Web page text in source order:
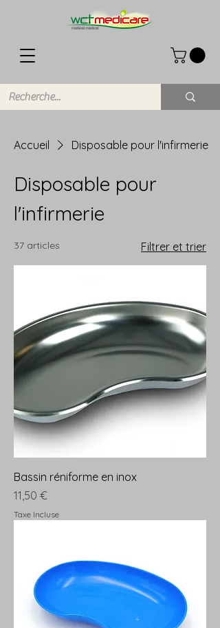
Accueil Disposable pour l'infirmerie
Disposable pour
l'infirmerie
37 articles Filtrer et trier
Bassin réniforme en inox
Prix
11,50 €
Taxe Incluse